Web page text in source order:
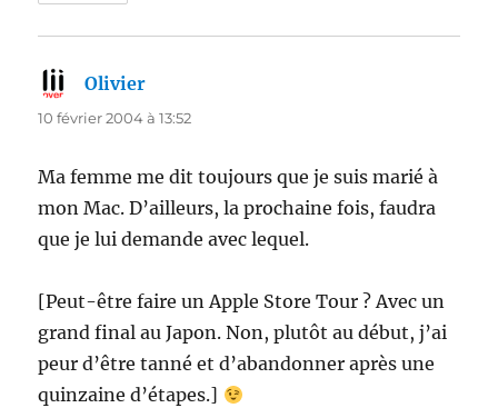
Olivier
10 février 2004 à 13:52
Ma femme me dit toujours que je suis marié à
mon Mac. D’ailleurs, la prochaine fois, faudra
que je lui demande avec lequel.
[Peut-être faire un Apple Store Tour ? Avec un
grand final au Japon. Non, plutôt au début, j’ai
peur d’être tanné et d’abandonner après une
quinzaine d’étapes.]